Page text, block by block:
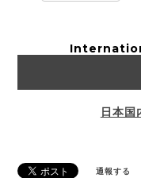
日本国
通報する